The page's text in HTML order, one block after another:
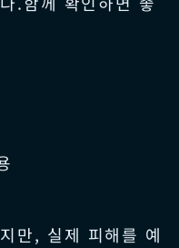
만, 실제 피해를 예